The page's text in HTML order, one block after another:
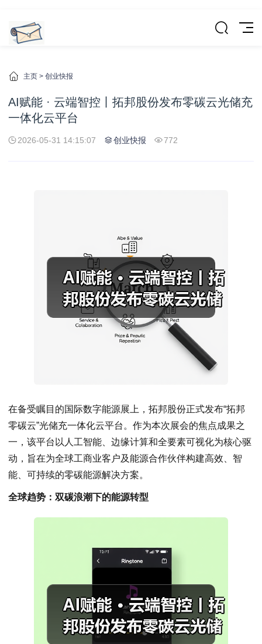
主页 > 创业快报
AI赋能 · 云端智控丨拓邦股份发布零碳云光储充
一体化云平台
2026-05-31 14:15:07 创业快报 772
在备受瞩目的国际数字能源展上，拓邦股份正式发布“拓邦
零碳云”光储充一体化云平台。作为本次展会的焦点成果之
一，该平台以人工智能、边缘计算和全要素可视化为核心驱
动，旨在为全球工商业客户及能源合作伙伴构建高效、智
能、可持续的零碳能源解决方案。
全球趋势：双碳浪潮下的能源转型